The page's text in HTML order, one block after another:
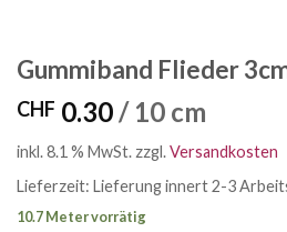
Gummiband Flieder
CHF 0.30 / 10 cm
inkl. 8.1 % MwSt. zzgl.Versandkosten
Lieferzeit: Lieferung innert 2-3
10.7 Meter vorrätig